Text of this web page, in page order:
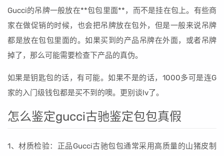
Gucci的吊牌一般放在**包包里面**，而不是挂在包上。有些商
家在做促销的时候，也会把吊牌放在包外，但是一般来说吊牌
都是放在包包里面的。如果买到的产品吊牌在外面，或者吊牌
掉了，那么可能需要检查下产品的真伪。
如果是钥匙包的话，有可能。如果不是的话，1000多可是连G
家的入门级钱包都是买不到的噢。更别谈lv了。
怎么鉴定gucci古驰鉴定包包真假
1、材质检验：正品Gucci古驰包包通常采用高质量的山猪皮制